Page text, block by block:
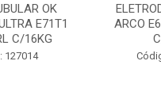
OK
E71T1
C/16KG
127014
ARCO